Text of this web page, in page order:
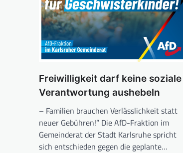
Freiwilligkeit darf keine soziale
Verantwortung aushebeln
– Familien brauchen Verlässlichkeit statt
neuer Gebühren!“ Die AfD-Fraktion im
Gemeinderat der Stadt Karlsruhe spricht
sich entschieden gegen die geplante…